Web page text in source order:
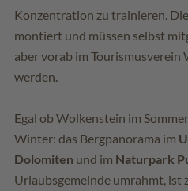
Konzentration zu trainieren.
montiert und müssen selbst
aber vorab im Tourismusverein
werden.
Egal ob Wolkenstein im
Winter: das Bergpanorama im
Dolomiten und im Naturpark
Urlaubsgemeinde umrahmt, ist